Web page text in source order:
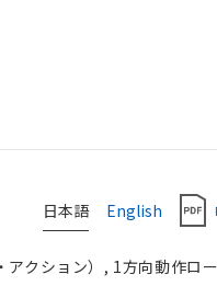
日本語 English
クション）, 1方向動作ロー